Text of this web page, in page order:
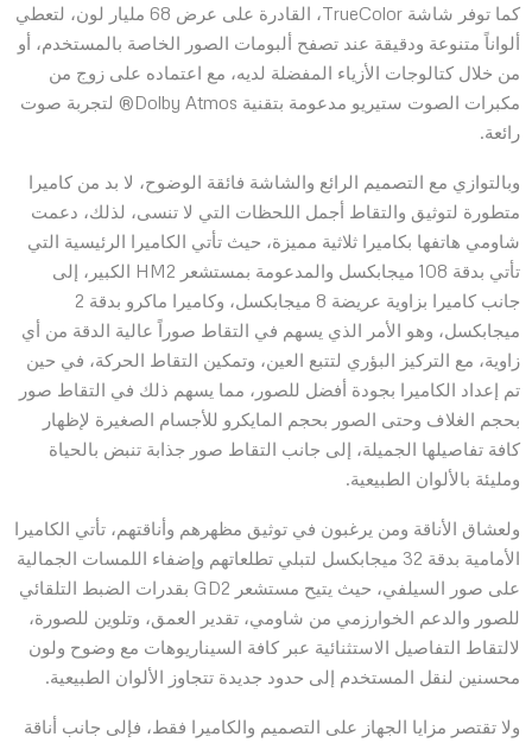
كما توفر شاشة TrueColor، القادرة على عرض 68 مليار لون، لتعطي
ألواناً متنوعة ودقيقة عند تصفح ألبومات الصور الخاصة بالمستخدم، أو
من خلال كتالوجات الأزياء المفضلة لديه، مع اعتماده على زوج من
مكبرات الصوت ستيريو مدعومة بتقنية Dolby Atmos® لتجربة صوت
رائعة.
وبالتوازي مع التصميم الرائع والشاشة فائقة الوضوح، لا بد من كاميرا
متطورة لتوثيق والتقاط أجمل اللحظات التي لا تنسى، لذلك، دعمت
شاومي هاتفها بكاميرا ثلاثية مميزة، حيث تأتي الكاميرا الرئيسية التي
تأتي بدقة 108 ميجابكسل والمدعومة بمستشعر HM2 الكبير، إلى
جانب كاميرا بزاوية عريضة 8 ميجابكسل، وكاميرا ماكرو بدقة 2
ميجابكسل، وهو الأمر الذي يسهم في التقاط صوراً عالية الدقة من أي
زاوية، مع التركيز البؤري لتتبع العين، وتمكين التقاط الحركة، في حين
تم إعداد الكاميرا بجودة أفضل للصور، مما يسهم ذلك في التقاط صور
بحجم الغلاف وحتى الصور بحجم المايكرو للأجسام الصغيرة لإظهار
كافة تفاصيلها الجميلة، إلى جانب التقاط صور جذابة تنبض بالحياة
ومليئة بالألوان الطبيعية.
ولعشاق الأناقة ومن يرغبون في توثيق مظهرهم وأناقتهم، تأتي الكاميرا
الأمامية بدقة 32 ميجابكسل لتبلي تطلعاتهم وإضفاء اللمسات الجمالية
على صور السيلفي، حيث يتيح مستشعر GD2 بقدرات الضبط التلقائي
للصور والدعم الخوارزمي من شاومي، تقدير العمق، وتلوين للصورة،
لالتقاط التفاصيل الاستثنائية عبر كافة السيناريوهات مع وضوح ولون
محسنين لنقل المستخدم إلى حدود جديدة تتجاوز الألوان الطبيعية.
ولا تقتصر مزايا الجهاز على التصميم والكاميرا فقط، فإلى جانب أناقة